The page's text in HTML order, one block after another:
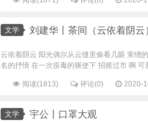
文学 刘建华丨茶间（云依着阴云
云依着阴云 阳光偶尔从云缝里偷看几眼 萦绕
名的抒情 在一次疫毒的驱使下 招摇过市 啊
阅读(1813) 评论(0) 2020-
文学 宇公丨口罩大观